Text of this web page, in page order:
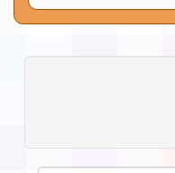
告(不
賽實施
程安
「桃
展演活
教育部